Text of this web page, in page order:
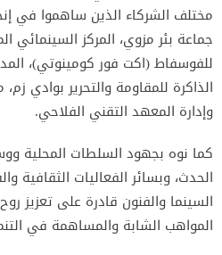
مختلف الشركاء الذين ساهموا في
جماعة بئر مزوي، المركز السينمائي
للفوسفاط (اكت فور كومينوتي)،
الذاكرة للمقاومة والتحرير بوادي
وإدارة المعهد التقني الفلاحي.
كما نوه بجهود السلطات المحلية
الحدث، وبسائر الفعاليات الثقافية
السينما والفنون قادرة على تعزيز
المواهب الشابة والمساهمة في